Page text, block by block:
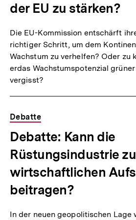
der EU zu stärken?
Die EU-Kommission entschärft
richtiger Schritt, um dem
Wachstum zu verhelfen? Oder zu
erdas Wachstumspotenzial
vergisst?
Debatte
Debatte: Kann die
Rüstungsindustrie
wirtschaftlichen
beitragen?
In der neuen geopolitischen Lage